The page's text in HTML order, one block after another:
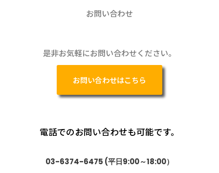
お問い合わせ
是非お気軽にお問い合わせください。
お問い合わせはこちら
電話でのお問い合わせも可能です。
03-6374-6475 (平日9:00～18:00）